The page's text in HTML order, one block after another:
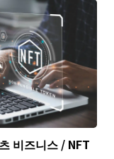
비즈니스 / NFT